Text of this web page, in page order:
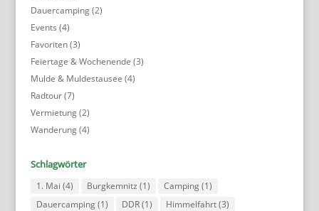
Dauercamping(2)
Events (4)
Favoriten(3)
Feiertage & Wochenende (3)
Mulde & Muldestausee (4)
Radtour(7)
Vermietung(2)
Wanderung(4)
Schlagwörter
1. Mai (4) Burgkemnitz (1) Camping(1)
Dauercamping(1) DDR(1) Himmelfahrt(3)